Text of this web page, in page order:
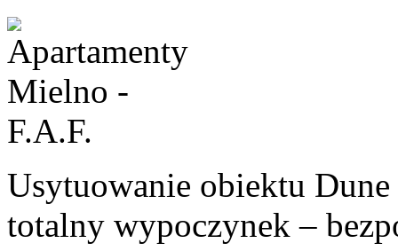
Usytuowanie obiektu
totalny wypoczynek –